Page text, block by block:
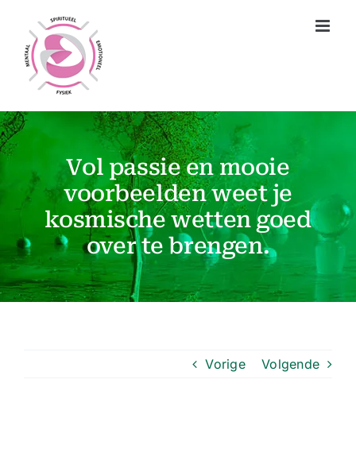
inhoud
Vol passie en mooie
voorbeelden weet je
kosmische wetten goed
over te brengen.
Vorige Volgende